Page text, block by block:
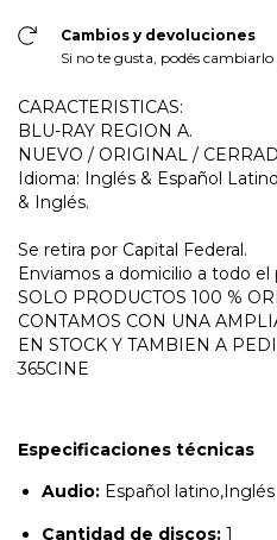
Cambios y devoluciones
Si no te gusta, podés
CARACTERISTICAS:
BLU-RAY REGION A.
NUEVO / ORIGINAL /
Idioma: Inglés & Español
& Inglés.
Se retira por Capital Federal.
Enviamos a domicilio a todo el
SOLO PRODUCTOS 100 %
CONTAMOS CON UNA
EN STOCK Y TAMBIEN A
365CINE
Especificaciones técnicas
Audio: Español latino,Inglés
Cantidad de discos: 1